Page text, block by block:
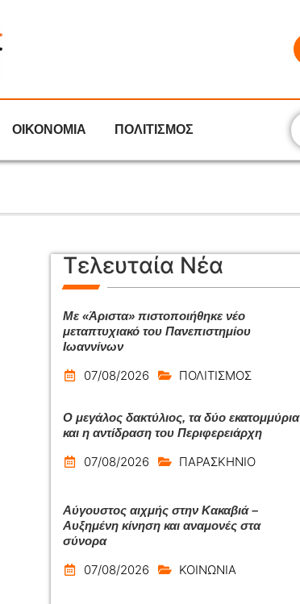
ΟΙΚΟΝΟΜΙΑ ΠΟΛΙΤΙΣΜΟΣ
Τελευταία Νέα
Με «Άριστα» πιστοποιήθηκε νέο
μεταπτυχιακό του Πανεπιστημίου
Ιωαννίνων
07/08/2026 ΠΟΛΙΤΙΣΜΟΣ
Ο μεγάλος δακτύλιος, τα δύο εκατομμύρια
και η αντίδραση του Περιφερειάρχη
07/08/2026 ΠΑΡΑΣΚΗΝΙΟ
Αύγουστος αιχμής στην Κακαβιά –
Αυξημένη κίνηση και αναμονές στα
σύνορα
07/08/2026 ΚΟΙΝΩΝΙΑ